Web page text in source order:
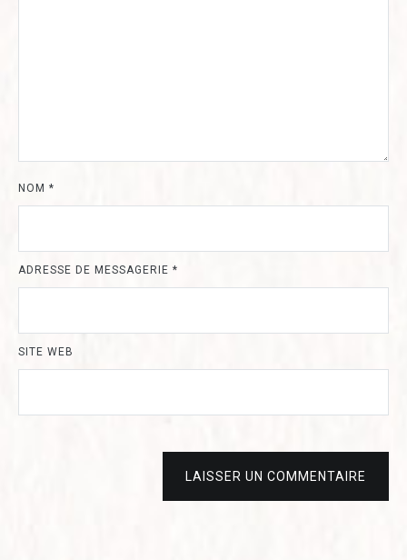
NOM *
ADRESSE DE MESSAGERIE *
SITE WEB
LAISSER UN COMMENTAIRE